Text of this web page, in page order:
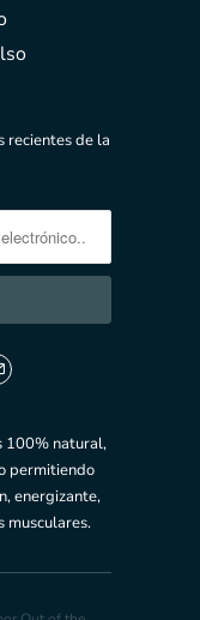
recientes de la
100% natural,
permitiendo
energizante,
musculares.